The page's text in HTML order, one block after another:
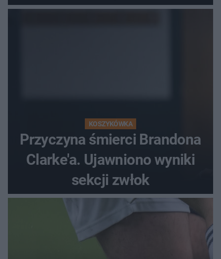
popłochu
KOSZYKÓWKA
Przyczyna śmierci Brandona
Clarke'a. Ujawniono wyniki
sekcji zwłok